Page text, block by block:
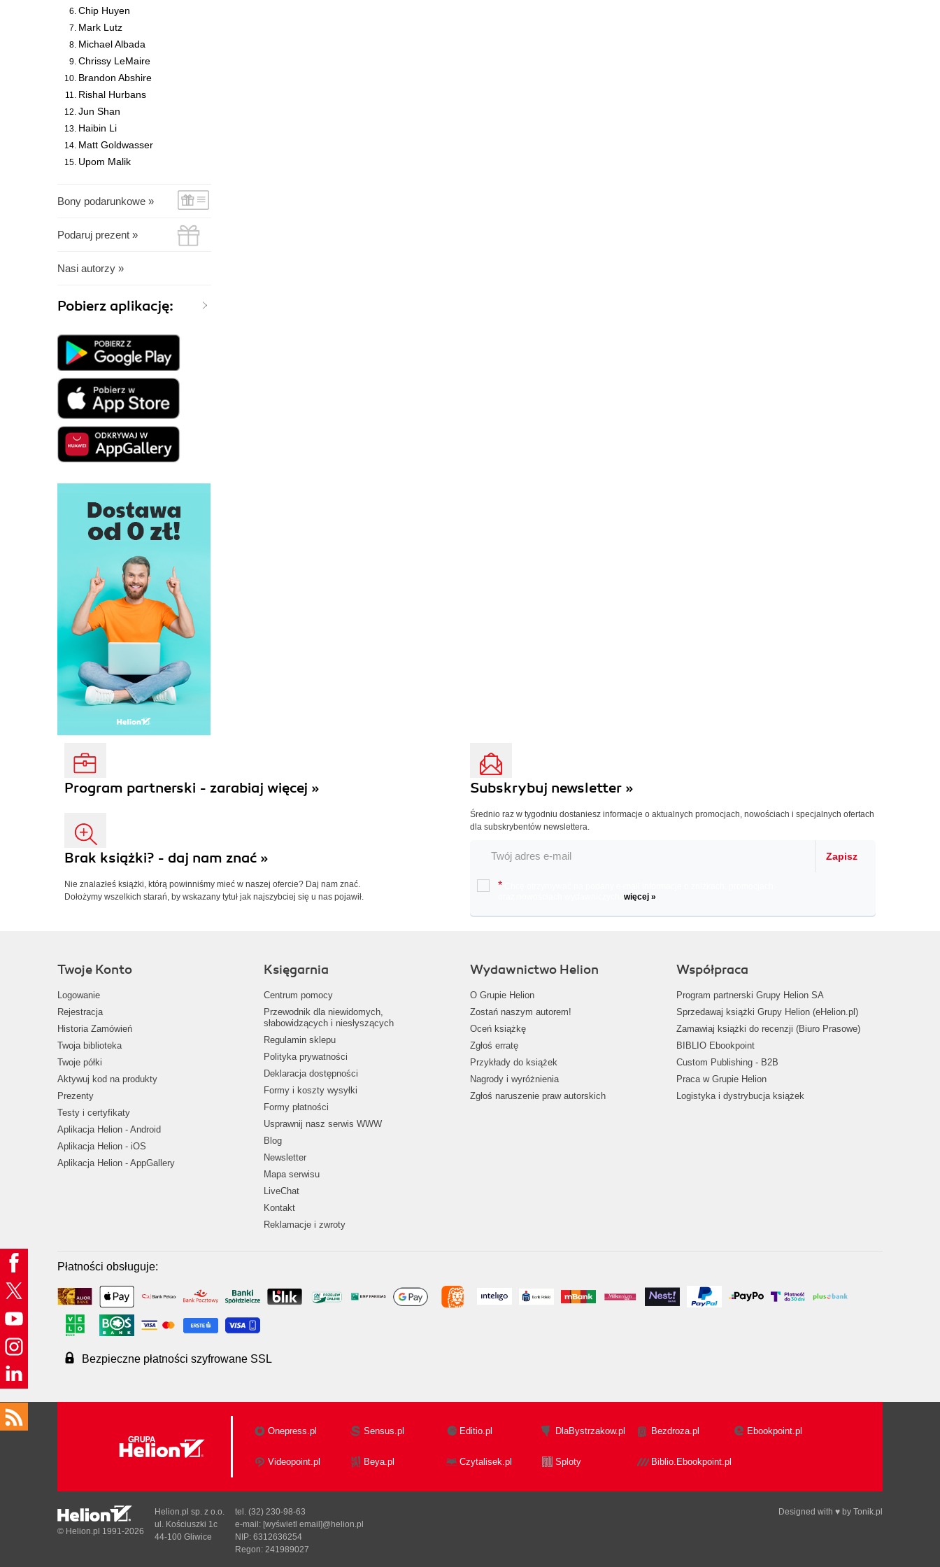
Chip Huyen
Mark Lutz
Michael Albada
Chrissy LeMaire
Brandon Abshire
Rishal Hurbans
Jun Shan
Haibin Li
Matt Goldwasser
Upom Malik
Bony podarunkowe »
Podaruj prezent »
Nasi autorzy »
Pobierz aplikację:
Program partnerski - zarabiaj więcej »
Brak książki? - daj nam znać »
Nie znalazłeś książki, którą powinniśmy mieć w naszej ofercie? Daj nam znać.
Dołożymy wszelkich starań, by wskazany tytuł jak najszybciej się u nas pojawił.
Subskrybuj newsletter »
Średnio raz w tygodniu dostaniesz informacje o aktualnych promocjach, nowościach i specjalnych ofertach
dla subskrybentów newslettera.
Zapisz
*
więcej »
Twoje Konto
Logowanie
Rejestracja
Historia Zamówień
Twoja biblioteka
Twoje półki
Aktywuj kod na produkty
Prezenty
Testy i certyfikaty
Aplikacja Helion - Android
Aplikacja Helion - iOS
Aplikacja Helion - AppGallery
Księgarnia
Centrum pomocy
Przewodnik dla niewidomych,
słabowidzących i niesłyszących
Regulamin sklepu
Polityka prywatności
Deklaracja dostępności
Formy i koszty wysyłki
Formy płatności
Usprawnij nasz serwis WWW
Blog
Newsletter
Mapa serwisu
LiveChat
Kontakt
Reklamacje i zwroty
Wydawnictwo Helion
O Grupie Helion
Zostań naszym autorem!
Oceń książkę
Zgłoś erratę
Przykłady do książek
Nagrody i wyróżnienia
Zgłoś naruszenie praw autorskich
Współpraca
Program partnerski Grupy Helion SA
Sprzedawaj książki Grupy Helion (eHelion.pl)
Zamawiaj książki do recenzji (Biuro Prasowe)
BIBLIO Ebookpoint
Custom Publishing - B2B
Praca w Grupie Helion
Logistyka i dystrybucja książek
Płatności obsługuje:
Bezpieczne płatności szyfrowane SSL
Onepress.pl Sensus.pl Editio.pl DlaBystrzakow.pl Bezdroza.pl Ebookpoint.pl
Videopoint.pl Beya.pl Czytalisek.pl Sploty Biblio.Ebookpoint.pl
Designed with ♥ by Tonik.pl
© Helion.pl 1991-2026
Helion.pl sp. z o.o.
ul. Kościuszki 1c
44-100 Gliwice
tel. (32) 230-98-63
e-mail: [wyświetl email]@helion.pl
NIP: 6312636254
Regon: 241989027